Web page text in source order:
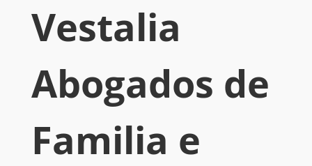
Vestalia
Abogados de
Familia e